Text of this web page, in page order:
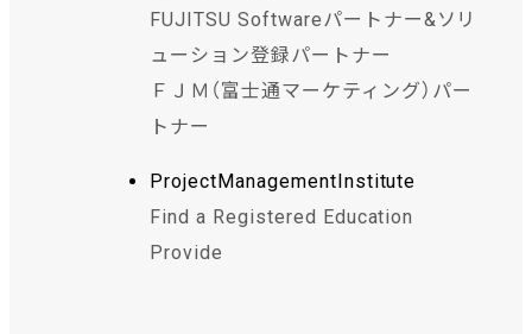
FUJITSU Softwareパートナー&ソリ
ューション登録パートナー
ＦＪＭ（富士通マーケティング）パー
トナー
ProjectManagementInstitute
Find a Registered Education
Provide